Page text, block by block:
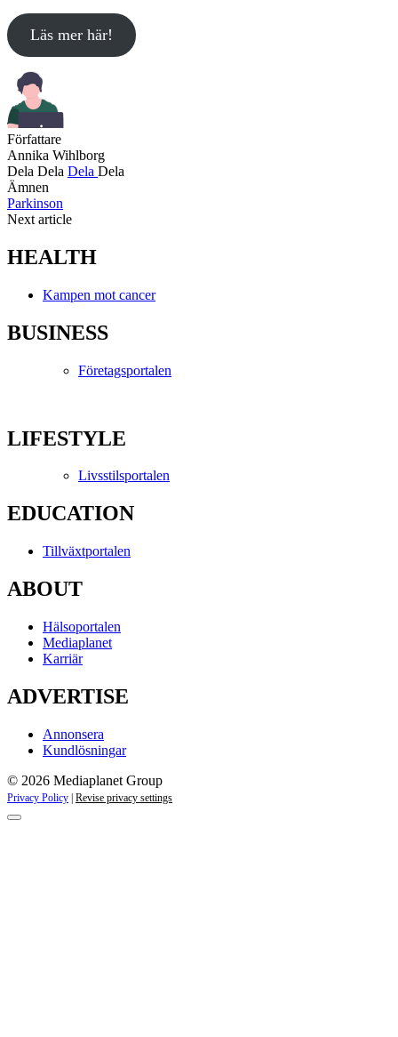
Läs mer här!
Författare
Annika Wihlborg
Dela Dela Dela Dela
Ämnen
Parkinson
Next article
HEALTH
Kampen mot cancer
BUSINESS
Företagsportalen
LIFESTYLE
Livsstilsportalen
EDUCATION
Tillväxtportalen
ABOUT
Hälsoportalen
Mediaplanet
Karriär
ADVERTISE
Annonsera
Kundlösningar
© 2026 Mediaplanet Group
Privacy Policy | Revise privacy settings